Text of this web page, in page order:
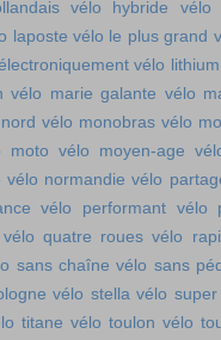
vélo hybride
vélo
laposte vélo le plus grand
vélo lithium
vélo marie galante vélo
vélo monobras vélo
moto vélo moyen-age
vélo normandie vélo
vélo performant vélo
vélo quatre roues vélo
sans chaîne vélo sans
vélo stella vélo
titane vélo toulon vélo